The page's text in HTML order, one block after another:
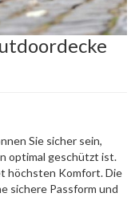
Sie sicher sein,
optimal geschützt ist.
höchsten Komfort. Die
sichere Passform und